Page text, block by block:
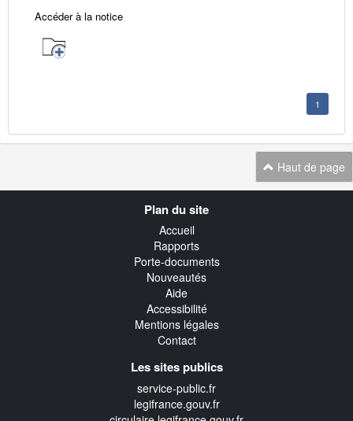
Accéder à la notice
1
Haut de page
Plan du site
Accueil
Rapports
Porte-documents
Nouveautés
Aide
Accessibilité
Mentions légales
Contact
Les sites publics
service-public.fr
legifrance.gouv.fr